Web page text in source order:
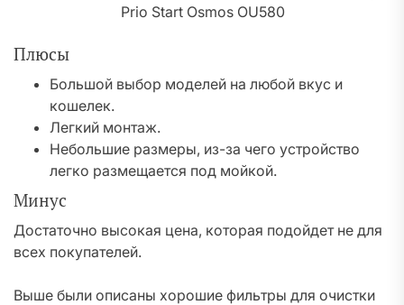
Prio Start Osmos OU580
Плюсы
Большой выбор моделей на любой вкус и
кошелек.
Легкий монтаж.
Небольшие размеры, из-за чего устройство
легко размещается под мойкой.
Минус
Достаточно высокая цена, которая подойдет не для
всех покупателей.
Выше были описаны хорошие фильтры для очистки